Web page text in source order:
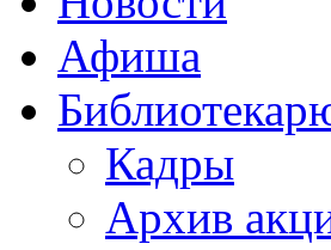
Афиша
Кадры
Архив